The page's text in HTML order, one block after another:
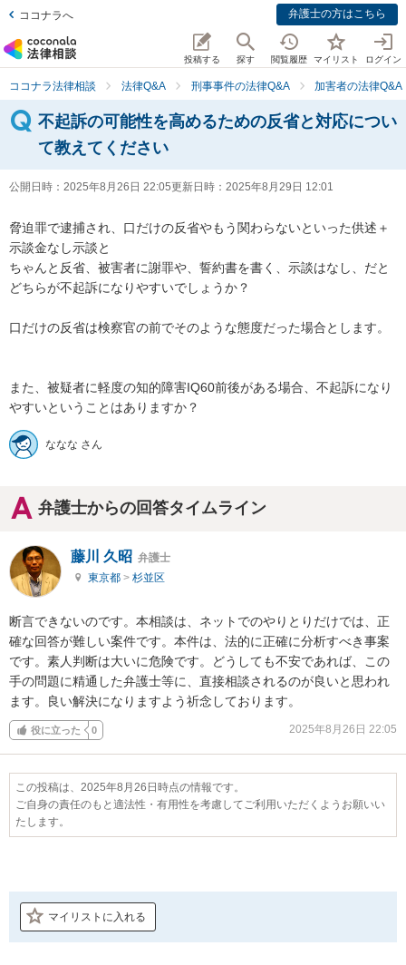
ココナラへ 弁護士の方はこちら
投稿する 探す 閲覧履歴 マイリスト ログイン
ココナラ法律相談 法律Q&A 刑事事件の法律Q&A 加害者の法律Q&A
不起訴の可能性を高めるための反省と対応につい
て教えてください
公開日時： 2025年8月26日 22:05更新日時： 2025年8月29日 12:01
脅迫罪で逮捕され、口だけの反省やもう関わらないといった供述＋
示談金なし示談と
ちゃんと反省、被害者に謝罪や、誓約書を書く、示談はなし、だと
どちらが不起訴になりやすいでしょうか？
口だけの反省は検察官の前でそのような態度だった場合とします。
また、被疑者に軽度の知的障害IQ60前後がある場合、不起訴になり
やすいということはありますか？
ななな さん
弁護士からの回答タイムライン
藤川 久昭 弁護士
東京都 > 杉並区
断言できないのです。本相談は、ネットでのやりとりだけでは、正
確な回答が難しい案件です。本件は、法的に正確に分析すべき事案
です。素人判断は大いに危険です。どうしても不安であれば、この
手の問題に精通した弁護士等に、直接相談されるのが良いと思われ
ます。良い解決になりますよう祈念しております。
役に立った 0 2025年8月26日 22:05
この投稿は、2025年8月26日時点の情報です。
ご自身の責任のもと適法性・有用性を考慮してご利用いただくようお願いい
たします。
マイリストに入れる